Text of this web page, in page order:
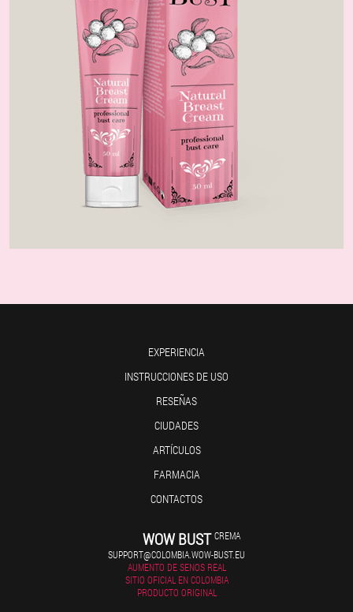
EXPERIENCIA
INSTRUCCIONES DE USO
RESEÑAS
CIUDADES
ARTÍCULOS
FARMACIA
CONTACTOS
WOW BUST CREMA
SUPPORT@COLOMBIA.WOW-BUST.EU
AUMENTO DE SENOS REAL
SITIO OFICIAL EN COLOMBIA
PRODUCTO ORIGINAL